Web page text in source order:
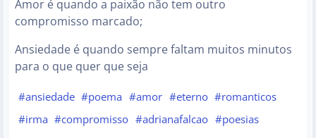
Amor é quando a paixão não tem outro
compromisso marcado;
Ansiedade é quando sempre faltam muitos minutos
para o que quer que seja
#ansiedade #poema #amor #eterno #romanticos
#irma #compromisso #adrianafalcao #poesias